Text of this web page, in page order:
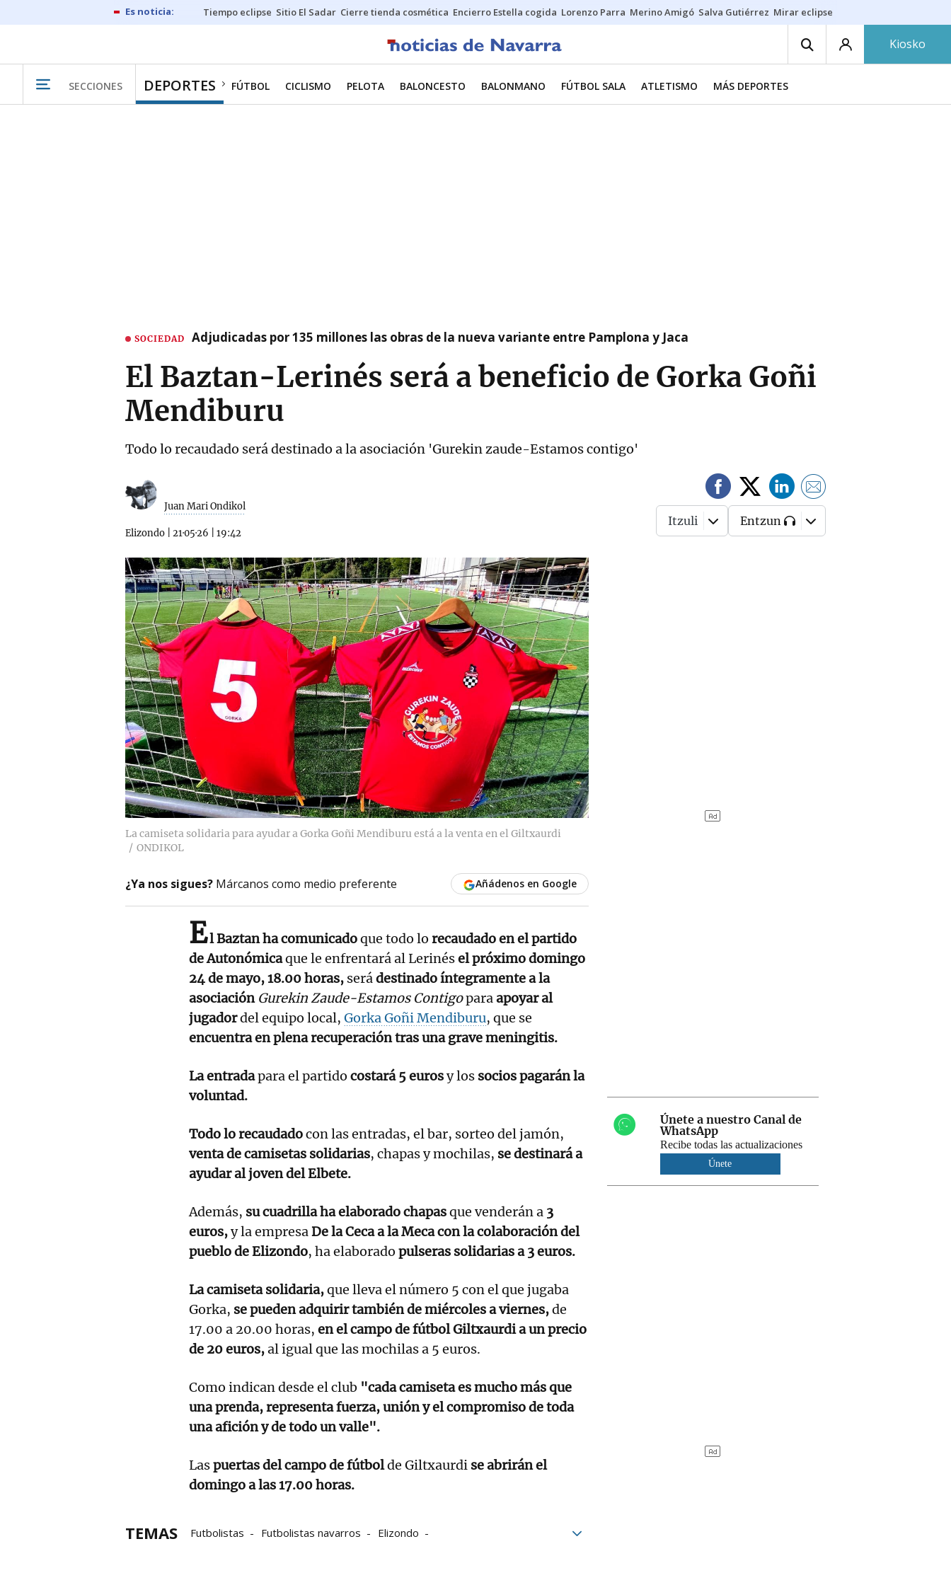
Tiempo eclipse Sitio El Sadar Cierre tienda cosmética Encierro Estella cogida Lorenzo Parra Merino Amigó Salva Gutiérrez Mirar eclipse
Kiosko
SECCIONES DEPORTES FÚTBOL CICLISMO PELOTA BALONCESTO BALONMANO FÚTBOL SALA ATLETISMO MÁS DEPORTES
SOCIEDAD Adjudicadas por 135 millones las obras de la nueva variante entre Pamplona y Jaca
El Baztan-Lerinés será a beneficio de Gorka Goñi
Mendiburu
Todo lo recaudado será destinado a la asociación 'Gurekin zaude-Estamos contigo'
Juan Mari Ondikol
Elizondo 21·05·26 19:42
Itzuli Entzun
La camiseta solidaria para ayudar a Gorka Goñi Mendiburu está a la venta en el Giltxaurdi
ONDIKOL
¿Ya nos sigues? Márcanos como medio preferente Añádenos en Google
El Baztan ha comunicadoque todo lo recaudado en el partido
de Autonómicaque le enfrentará al Lerinésel próximo domingo
24 de mayo, 18.00 horas, serádestinado íntegramente a la
asociación Gurekin Zaude-Estamos Contigoparaapoyar al
jugadordel equipo local, Gorka Goñi Mendiburu, que se
encuentra en plena recuperación tras una grave meningitis.
La entradapara el partido costará 5 eurosy los socios pagarán la
voluntad.
Todo lo recaudadocon las entradas, el bar, sorteo del jamón,
venta de camisetas solidarias, chapas y mochilas, se destinará a
ayudar al joven del Elbete.
Además, su cuadrilla ha elaborado chapasque venderán a 3
euros,y la empresaDe la Ceca a la Meca con la colaboración del
pueblo de Elizondo, ha elaborado pulseras solidarias a 3 euros.
La camiseta solidaria,que lleva el número 5 con el que jugaba
Gorka, se pueden adquirir también de miércoles a viernes,de
17.00 a 20.00 horas, en el campo de fútbol Giltxaurdi a un precio
de 20 euros,al igual que las mochilas a 5 euros.
Como indican desde el club "cada camiseta es mucho más que
una prenda, representa fuerza, unión y el compromiso de toda
una afición y de todo un valle".
Laspuertas del campo de fútbolde Giltxaurdi se abrirán el
domingo a las 17.00 horas.
TEMAS Futbolistas Futbolistas navarros
Elizondo
Únete a nuestro Canal de
WhatsApp
Recibe todas las actualizaciones
Únete